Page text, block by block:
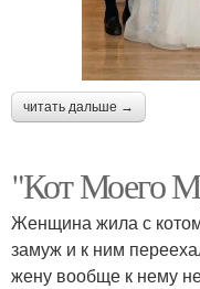
читать дальше →
"Кот Моего
Женщина жила с
замуж и к ним
жену вообще к нему